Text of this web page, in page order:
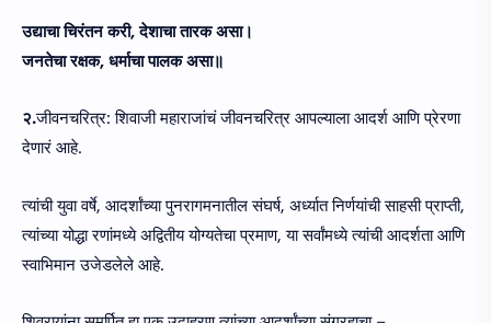
उद्याचा चिरंतन करी, देशाचा तारक असा।
जनतेचा रक्षक, धर्माचा पालक असा॥
२.जीवनचरित्र: शिवाजी महाराजांचं जीवनचरित्र आपल्याला आदर्श आणि प्रेरणा
देणारं आहे.
त्यांची युवा वर्षे, आदर्शांच्या पुनरागमनातील संघर्ष, अर्ध्यात निर्णयांची साहसी प्राप्ती,
त्यांच्या योद्धा रणांमध्ये अद्वितीय योग्यतेचा प्रमाण, या सर्वांमध्ये त्यांची आदर्शता आणि
स्वाभिमान उजेडलेले आहे.